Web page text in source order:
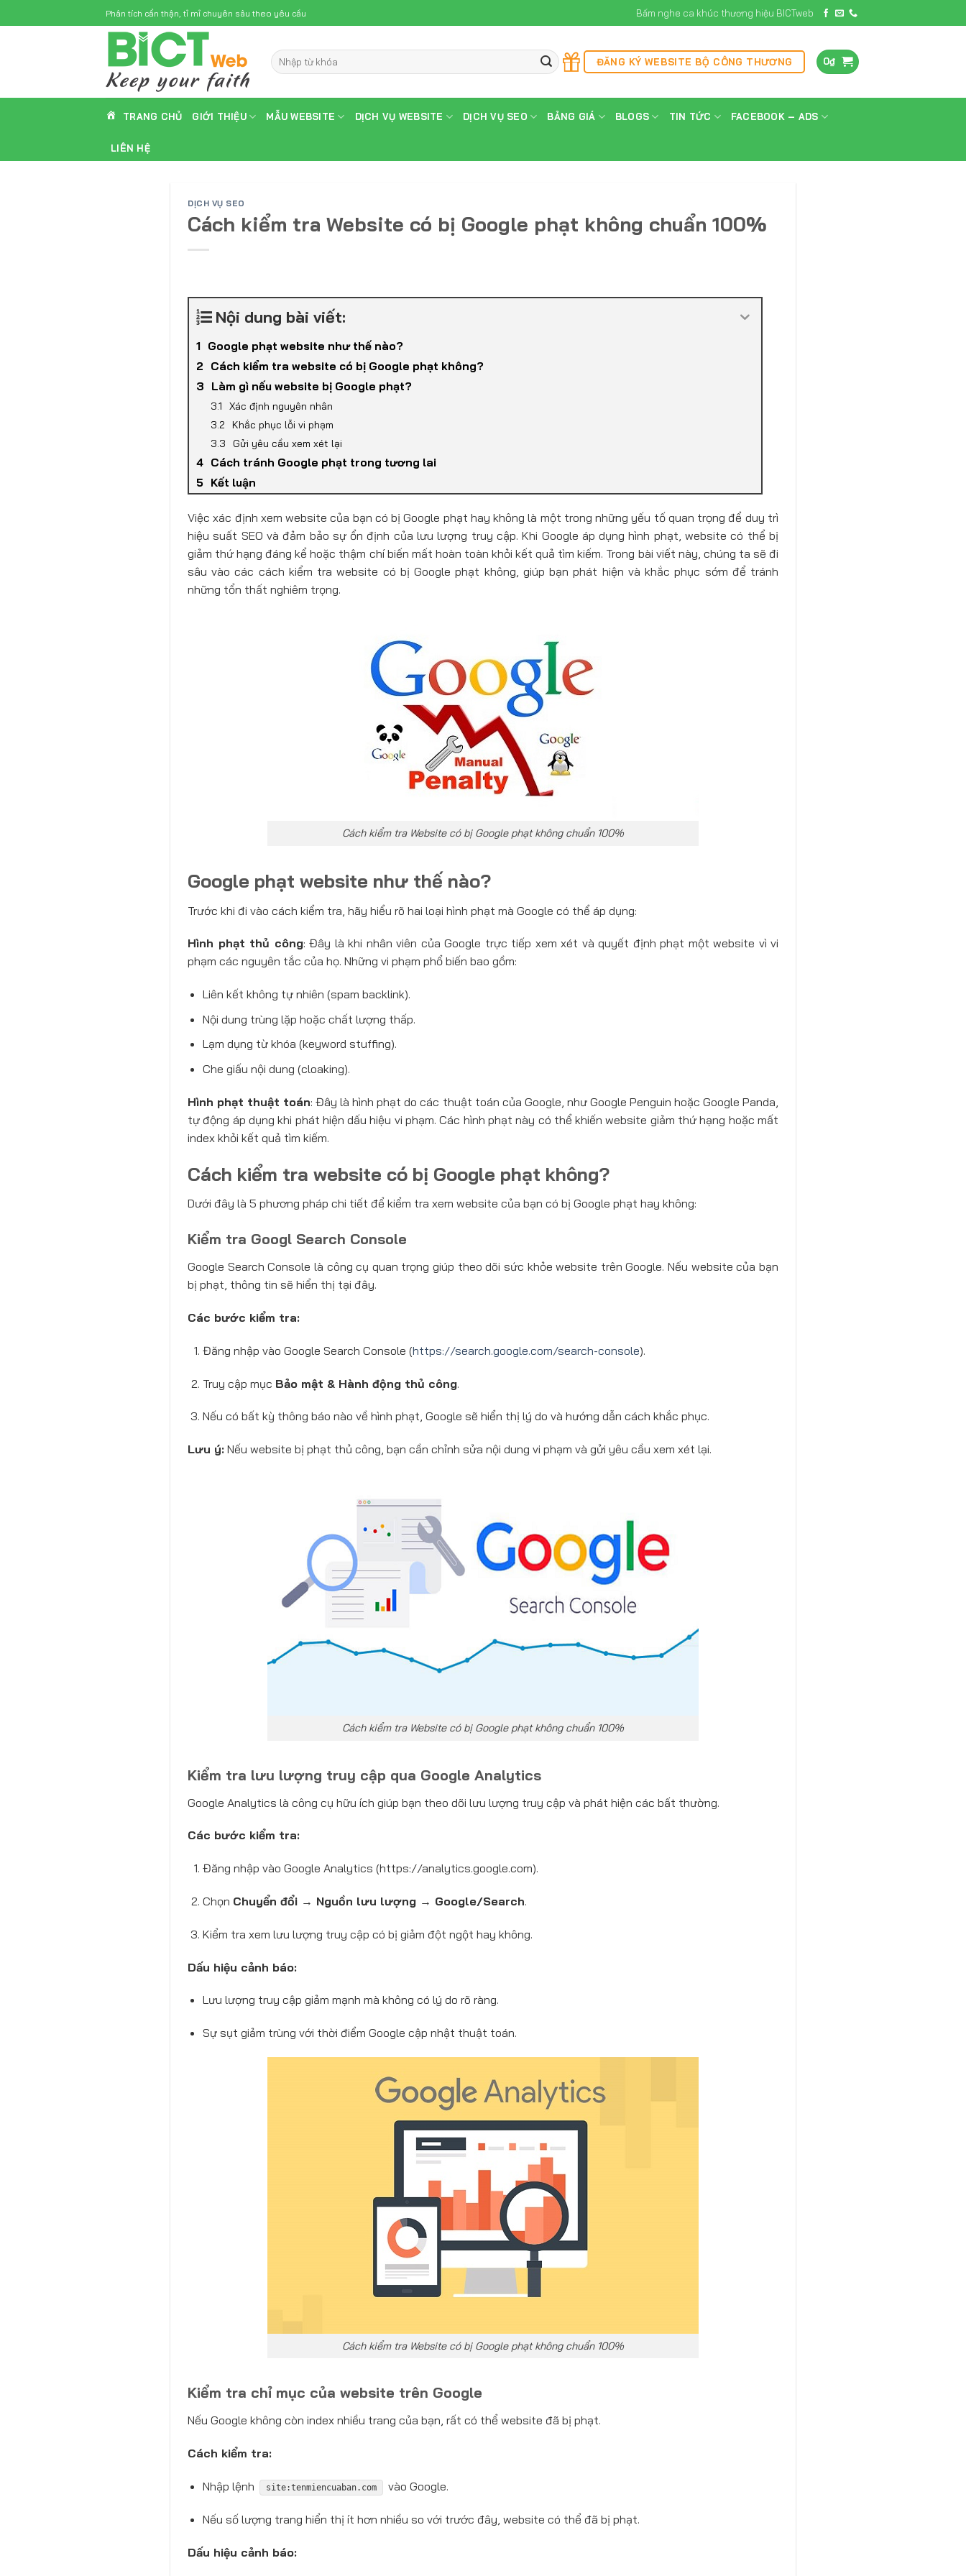
to
Phân tích cẩn thận, tỉ mỉ chuyên sâu theo yêu cầu Bấm nghe ca khúc thương hiệu BICTweb
Tìm
kiếm:
ĐĂNG KÝ WEBSITE BỘ CÔNG THƯƠNG 0₫
TRANG CHỦ GIỚI THIỆU MẪU WEBSITE DỊCH VỤ WEBSITE DỊCH VỤ SEO BẢNG GIÁ BLOGS TIN TỨC FACEBOOK – ADS
LIÊN HỆ
DỊCH VỤ SEO
Cách kiểm tra Website có bị Google phạt không chuẩn 100%
Nội dung bài viết:
Google phạt website như thế nào?
Cách kiểm tra website có bị Google phạt không?
Làm gì nếu website bị Google phạt?
Xác định nguyên nhân
Khắc phục lỗi vi phạm
Gửi yêu cầu xem xét lại
Cách tránh Google phạt trong tương lai
Kết luận
Việc xác định xem website của bạn có bị Google phạt hay không là một trong những yếu tố quan trọng để duy trì
hiệu suất SEO và đảm bảo sự ổn định của lưu lượng truy cập. Khi Google áp dụng hình phạt, website có thể bị
giảm thứ hạng đáng kể hoặc thậm chí biến mất hoàn toàn khỏi kết quả tìm kiếm. Trong bài viết này, chúng ta sẽ đi
sâu vào các cách kiểm tra website có bị Google phạt không, giúp bạn phát hiện và khắc phục sớm để tránh
những tổn thất nghiêm trọng.
Cách kiểm tra Website có bị Google phạt không chuẩn 100%
Google phạt website như thế nào?
Trước khi đi vào cách kiểm tra, hãy hiểu rõ hai loại hình phạt mà Google có thể áp dụng:
Hình phạt thủ công: Đây là khi nhân viên của Google trực tiếp xem xét và quyết định phạt một website vì vi
phạm các nguyên tắc của họ. Những vi phạm phổ biến bao gồm:
Liên kết không tự nhiên (spam backlink).
Nội dung trùng lặp hoặc chất lượng thấp.
Lạm dụng từ khóa (keyword stuffing).
Che giấu nội dung (cloaking).
Hình phạt thuật toán: Đây là hình phạt do các thuật toán của Google, như Google Penguin hoặc Google Panda,
tự động áp dụng khi phát hiện dấu hiệu vi phạm. Các hình phạt này có thể khiến website giảm thứ hạng hoặc mất
index khỏi kết quả tìm kiếm.
Cách kiểm tra website có bị Google phạt không?
Dưới đây là 5 phương pháp chi tiết để kiểm tra xem website của bạn có bị Google phạt hay không:
Kiểm tra Googl Search Console
Google Search Console là công cụ quan trọng giúp theo dõi sức khỏe website trên Google. Nếu website của bạn
bị phạt, thông tin sẽ hiển thị tại đây.
Các bước kiểm tra:
Đăng nhập vào Google Search Console (https://search.google.com/search-console).
Truy cập mục Bảo mật & Hành động thủ công.
Nếu có bất kỳ thông báo nào về hình phạt, Google sẽ hiển thị lý do và hướng dẫn cách khắc phục.
Lưu ý: Nếu website bị phạt thủ công, bạn cần chỉnh sửa nội dung vi phạm và gửi yêu cầu xem xét lại.
Cách kiểm tra Website có bị Google phạt không chuẩn 100%
Kiểm tra lưu lượng truy cập qua Google Analytics
Google Analytics là công cụ hữu ích giúp bạn theo dõi lưu lượng truy cập và phát hiện các bất thường.
Các bước kiểm tra:
Đăng nhập vào Google Analytics (https://analytics.google.com).
Chọn Chuyển đổi → Nguồn lưu lượng → Google/Search.
Kiểm tra xem lưu lượng truy cập có bị giảm đột ngột hay không.
Dấu hiệu cảnh báo:
Lưu lượng truy cập giảm mạnh mà không có lý do rõ ràng.
Sự sụt giảm trùng với thời điểm Google cập nhật thuật toán.
Cách kiểm tra Website có bị Google phạt không chuẩn 100%
Kiểm tra chỉ mục của website trên Google
Nếu Google không còn index nhiều trang của bạn, rất có thể website đã bị phạt.
Cách kiểm tra:
Nhập lệnh site:tenmiencuaban.com vào Google.
Nếu số lượng trang hiển thị ít hơn nhiều so với trước đây, website có thể đã bị phạt.
Dấu hiệu cảnh báo: